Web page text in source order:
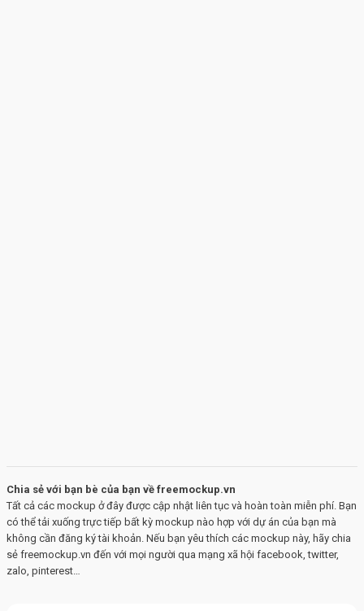
Chia sẻ với bạn bè của bạn về freemockup.vn
Tất cả các mockup ở đây được cập nhật liên tục và hoàn toàn miễn phí. Bạn
có thể tải xuống trực tiếp bất kỳ mockup nào hợp với dự án của bạn mà
không cần đăng ký tài khoản. Nếu bạn yêu thích các mockup này, hãy chia
sẻ freemockup.vn đến với mọi người qua mạng xã hội facebook, twitter,
zalo, pinterest…